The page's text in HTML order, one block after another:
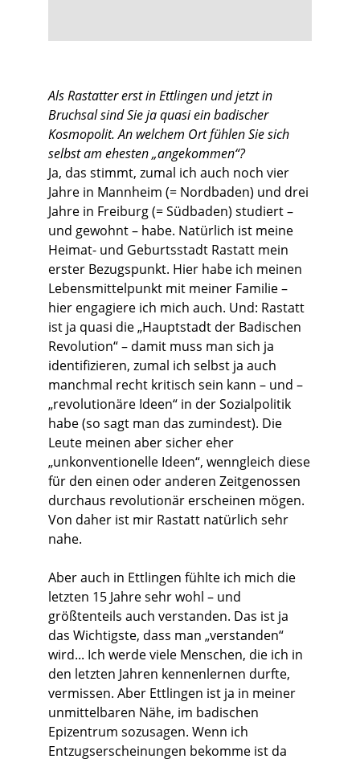
Als Rastatter erst in Ettlingen und jetzt in
Bruchsal sind Sie ja quasi ein badischer
Kosmopolit. An welchem Ort fühlen Sie sich
selbst am ehesten „angekommen“?
Ja, das stimmt, zumal ich auch noch vier
Jahre in Mannheim (= Nordbaden) und drei
Jahre in Freiburg (= Südbaden) studiert –
und gewohnt – habe. Natürlich ist meine
Heimat- und Geburtsstadt Rastatt mein
erster Bezugspunkt. Hier habe ich meinen
Lebensmittelpunkt mit meiner Familie –
hier engagiere ich mich auch. Und: Rastatt
ist ja quasi die „Hauptstadt der Badischen
Revolution“ – damit muss man sich ja
identifizieren, zumal ich selbst ja auch
manchmal recht kritisch sein kann – und –
„revolutionäre Ideen“ in der Sozialpolitik
habe (so sagt man das zumindest). Die
Leute meinen aber sicher eher
„unkonventionelle Ideen“, wenngleich diese
für den einen oder anderen Zeitgenossen
durchaus revolutionär erscheinen mögen.
Von daher ist mir Rastatt natürlich sehr
nahe.
Aber auch in Ettlingen fühlte ich mich die
letzten 15 Jahre sehr wohl – und
größtenteils auch verstanden. Das ist ja
das Wichtigste, dass man „verstanden“
wird... Ich werde viele Menschen, die ich in
den letzten Jahren kennenlernen durfte,
vermissen. Aber Ettlingen ist ja in meiner
unmittelbaren Nähe, im badischen
Epizentrum sozusagen. Wenn ich
Entzugserscheinungen bekomme ist da